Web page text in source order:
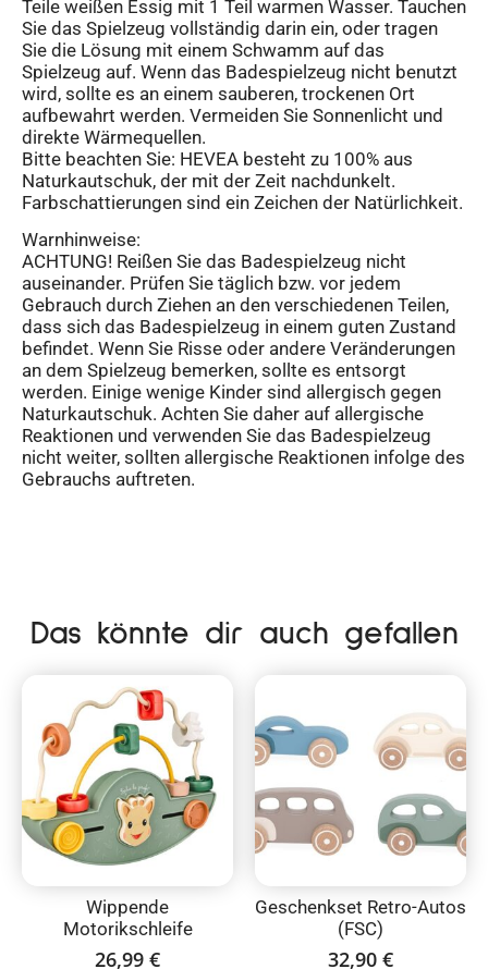
Teile weißen Essig mit 1 Teil warmen Wasser. Tauchen
Sie das Spielzeug vollständig darin ein, oder tragen
Sie die Lösung mit einem Schwamm auf das
Spielzeug auf. Wenn das Badespielzeug nicht benutzt
wird, sollte es an einem sauberen, trockenen Ort
aufbewahrt werden. Vermeiden Sie Sonnenlicht und
direkte Wärmequellen.
Bitte beachten Sie: HEVEA besteht zu 100% aus
Naturkautschuk, der mit der Zeit nachdunkelt.
Farbschattierungen sind ein Zeichen der Natürlichkeit.
Warnhinweise:
ACHTUNG! Reißen Sie das Badespielzeug nicht
auseinander. Prüfen Sie täglich bzw. vor jedem
Gebrauch durch Ziehen an den verschiedenen Teilen,
dass sich das Badespielzeug in einem guten Zustand
befindet. Wenn Sie Risse oder andere Veränderungen
an dem Spielzeug bemerken, sollte es entsorgt
werden. Einige wenige Kinder sind allergisch gegen
Naturkautschuk. Achten Sie daher auf allergische
Reaktionen und verwenden Sie das Badespielzeug
nicht weiter, sollten allergische Reaktionen infolge des
Gebrauchs auftreten.
Das könnte dir auch gefallen
Wippende
Motorikschleife
26,99 €
Geschenkset Retro-Autos
(FSC)
32,90 €